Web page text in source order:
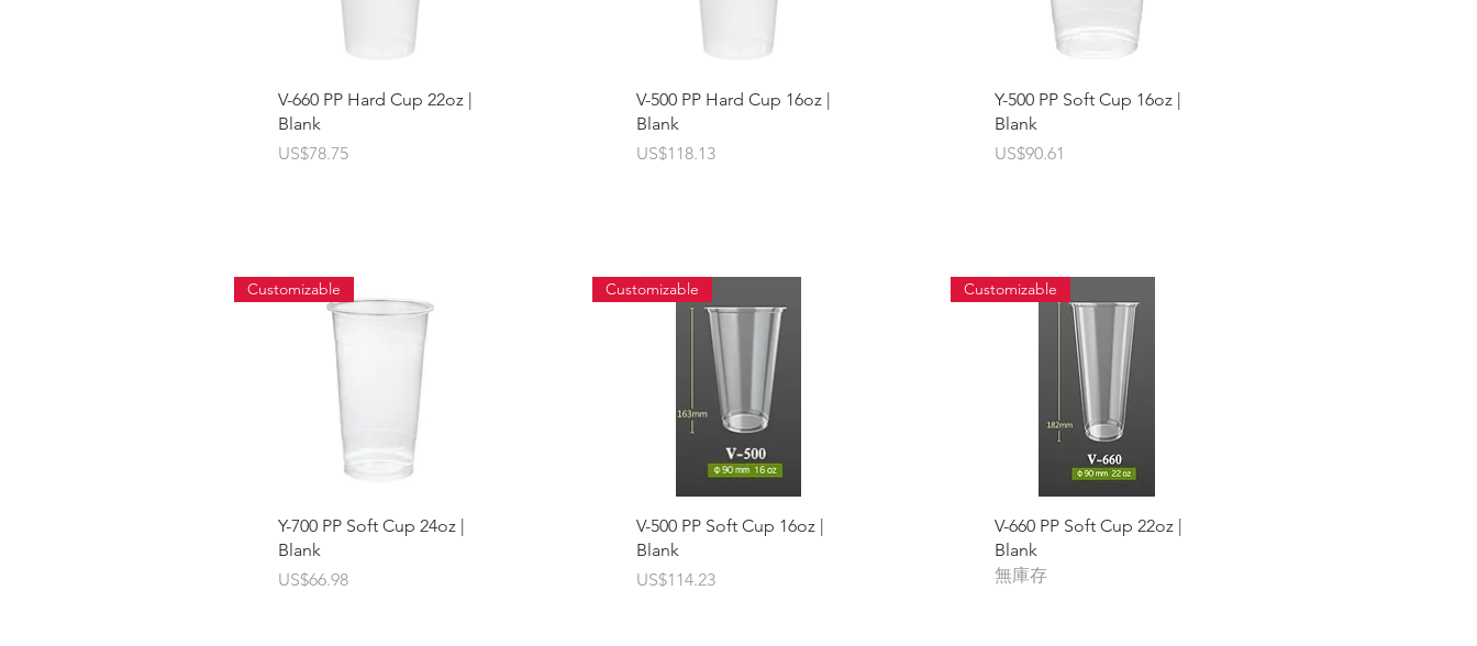
快速瀏覽
V-660 PP Hard Cup 22oz |
Blank
價格
US$78.75
快速瀏覽
V-500 PP Hard Cup 16oz |
Blank
價格
US$118.13
快速瀏覽
Y-500 PP Soft Cup 16oz |
Blank
價格
US$90.61
快速瀏覽
Customizable
Y-700 PP Soft Cup 24oz |
Blank
價格
US$66.98
快速瀏覽
Customizable
V-500 PP Soft Cup 16oz |
Blank
價格
US$114.23
快速瀏覽
Customizable
V-660 PP Soft Cup 22oz |
Blank
無庫存